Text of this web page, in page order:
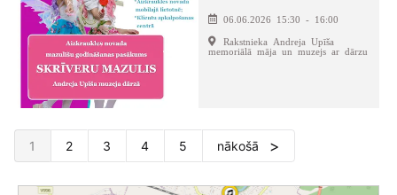
06.06.2026 15:30 - 16:00
Rakstnieka Andreja Upīša
memoriālā māja un muzejs ar dārzu
1 2 3 4 5 nākošā